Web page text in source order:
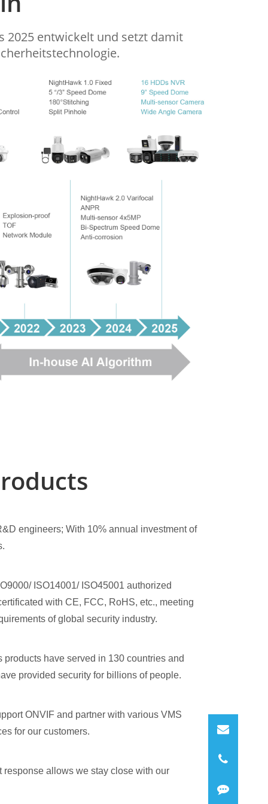
2015
2014
2013
2007
2006
2025 entwickelt und setzt damit
engineers; With 10% annual investment of
ISO14001/ ISO45001 authorized
with CE, FCC, RoHS, etc., meeting
of global security industry.
products have served in 130 countries and
provided security for billions of people.
ONVIF and partner with various VMS
for our customers.
response allows we stay close with our